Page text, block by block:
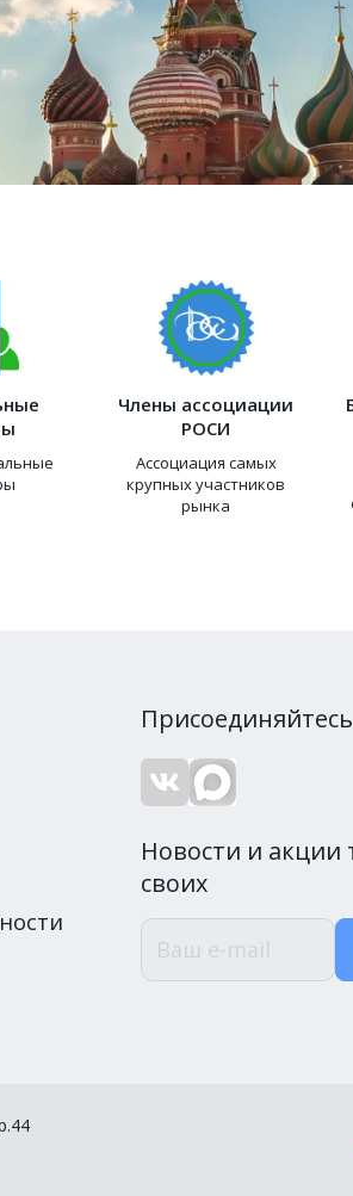
Члены ассоциации
РОСИ
Ассоциация самых
крупных участников
рынка
Присоединяйтесь
Новости и акции
своих